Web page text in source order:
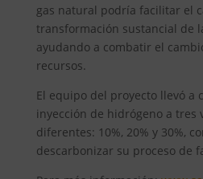
gas natural podría facilitar el
transformación sustancial de
ayudando a combatir el
recursos.
El equipo del proyecto llevó a
inyección de hidrógeno a tres
diferentes: 10%, 20% y 30%,
descarbonizar su proceso de